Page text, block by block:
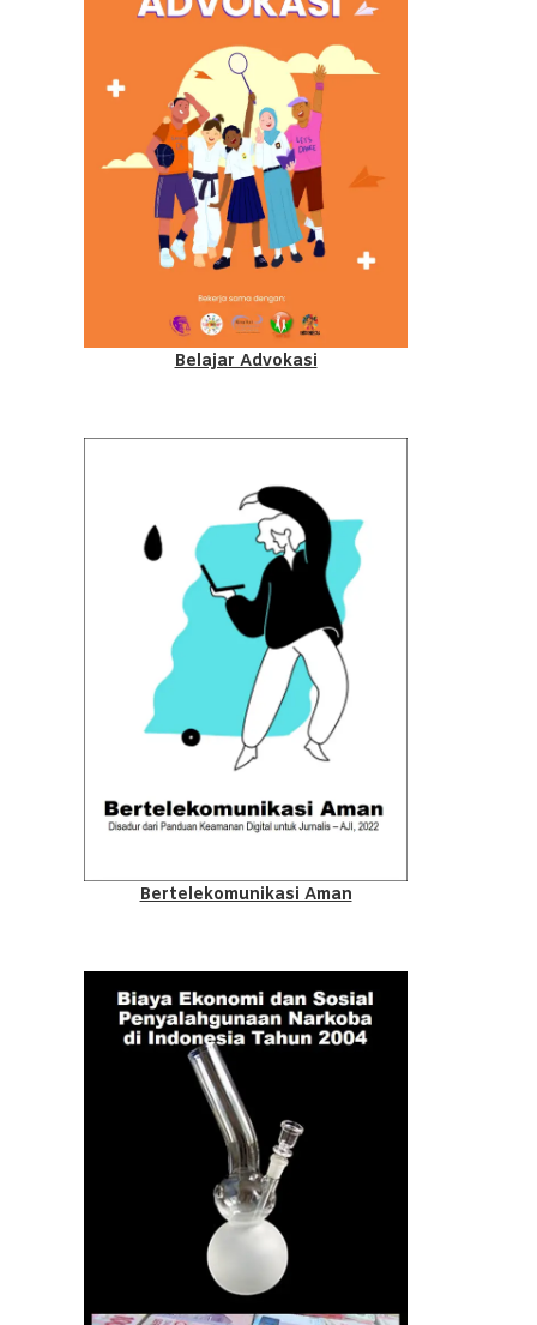
Belajar Advokasi
Bertelekomunikasi Aman